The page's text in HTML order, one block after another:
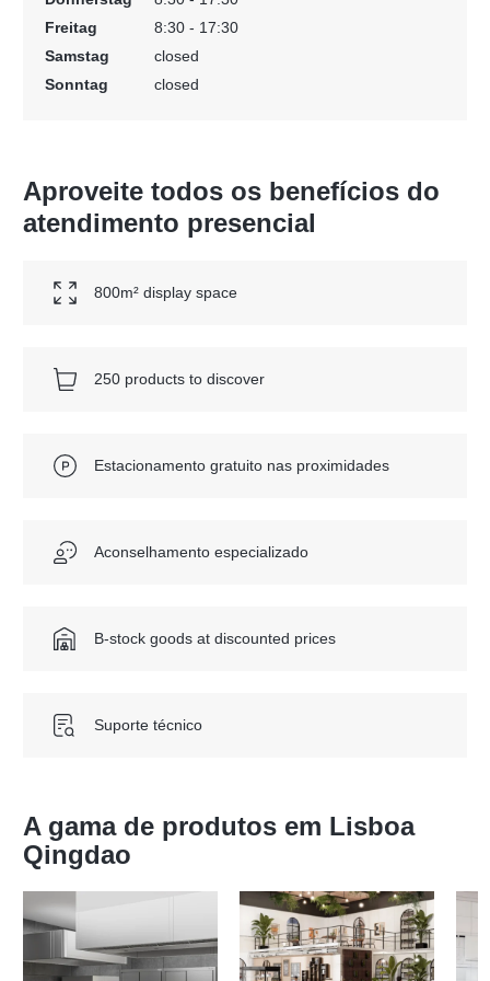
Freitag
8:30 - 17:30
Samstag
closed
Sonntag
closed
Aproveite todos os benefícios do
atendimento presencial
800m² display space
250 products to discover
Estacionamento gratuito nas proximidades
Aconselhamento especializado
B-stock goods at discounted prices
Suporte técnico
A gama de produtos em Lisboa
Qingdao